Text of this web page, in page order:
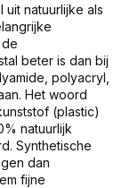
natuurlijke als
beter is dan bij
polyacryl,
Het woord
(plastic)
natuurlijk
Synthetische
dan
fijne